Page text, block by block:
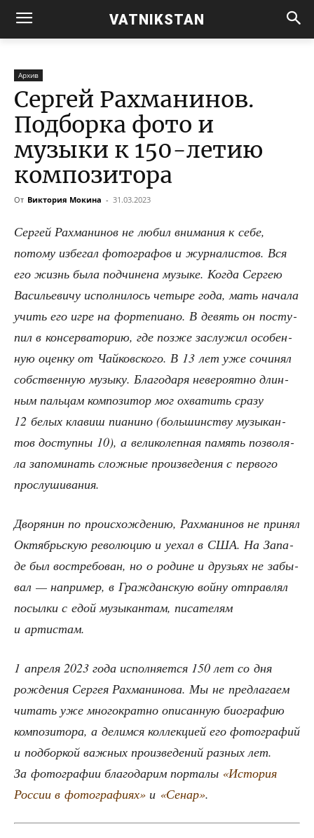
VATNIKSTAN
Архив
Сергей Рахманинов.
Подборка фото и
музыки к 150-летию
композитора
От Виктория Мокина - 31.03.2023
Сер­гей Рах­ма­ни­нов не любил вни­ма­ния к себе,
пото­му избе­гал фото­гра­фов и жур­на­ли­стов. Вся
его жизнь была под­чи­не­на музы­ке. Когда Сер­гею
Васи­лье­ви­чу испол­ни­лось четы­ре года, мать нача­ла
учить его игре на фор­те­пи­а­но. В девять он посту­
пил в кон­сер­ва­то­рию, где поз­же заслу­жил осо­бен­
ную оцен­ку от Чай­ков­ско­го. В 13 лет уже сочи­нял
соб­ствен­ную музы­ку. Бла­го­да­ря неве­ро­ят­но длин­
ным паль­цам ком­по­зи­тор мог охва­тить сра­зу
12 белых кла­виш пиа­ни­но (боль­шин­ству музы­кан­
тов доступ­ны 10), а вели­ко­леп­ная память поз­во­ля­
ла запо­ми­нать слож­ные про­из­ве­де­ния с пер­во­го
прослушивания.
Дво­ря­нин по про­ис­хож­де­нию, Рах­ма­ни­нов не при­нял
Октябрь­скую рево­лю­цию и уехал в США. На Запа­
де был вос­тре­бо­ван, но о родине и дру­зьях не забы­
вал — напри­мер, в Граж­дан­скую вой­ну отправ­лял
посыл­ки с едой музы­кан­там, писа­те­лям
и артистам.
1 апре­ля 2023 года испол­ня­ет­ся 150 лет со дня
рож­де­ния Сер­гея Рах­ма­ни­но­ва. Мы не пред­ла­га­ем
читать уже мно­го­крат­но опи­сан­ную био­гра­фию
ком­по­зи­то­ра, а делим­ся кол­лек­ци­ей его фото­гра­фий
и под­бор­кой важ­ных про­из­ве­де­ний раз­ных лет.
За фото­гра­фии бла­го­да­рим пор­та­лы «Исто­рия
Рос­сии в фото­гра­фи­ях» и «Сенар».